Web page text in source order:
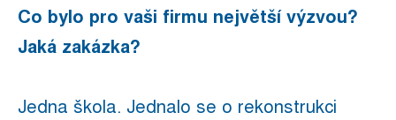
Co bylo pro vaši firmu největší výzvou?
Jaká zakázka?
Jedna škola. Jednalo se o rekonstrukci